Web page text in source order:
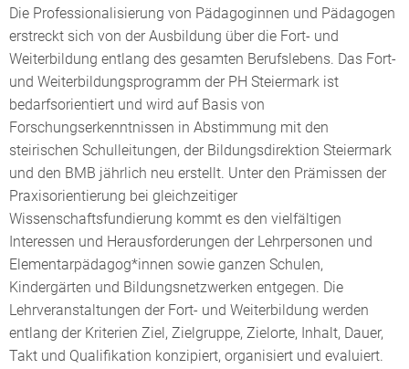
Die Professionalisierung von Pädagoginnen und Pädagogen
erstreckt sich von der Ausbildung über die Fort- und
Weiterbildung entlang des gesamten Berufslebens. Das Fort-
und Weiterbildungsprogramm der PH Steiermark ist
bedarfsorientiert und wird auf Basis von
Forschungserkenntnissen in Abstimmung mit den
steirischen Schulleitungen, der Bildungsdirektion Steiermark
und den BMB jährlich neu erstellt. Unter den Prämissen der
Praxisorientierung bei gleichzeitiger
Wissenschaftsfundierung kommt es den vielfältigen
Interessen und Herausforderungen der Lehrpersonen und
Elementarpädagog*innen sowie ganzen Schulen,
Kindergärten und Bildungsnetzwerken entgegen. Die
Lehrveranstaltungen der Fort- und Weiterbildung werden
entlang der Kriterien Ziel, Zielgruppe, Zielorte, Inhalt, Dauer,
Takt und Qualifikation konzipiert, organisiert und evaluiert.